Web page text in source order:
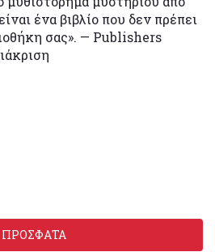
ένα βιβλίο που δεν πρέπει
σας». — Publishers
ΠΡΟΣΦΑΤΑ